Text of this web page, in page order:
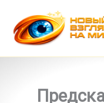
содержимому